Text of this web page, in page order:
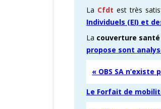
La Cfdtest très
Individuels (EI) et
La couverture
propose sont
« OBS SA
Le Forfait de